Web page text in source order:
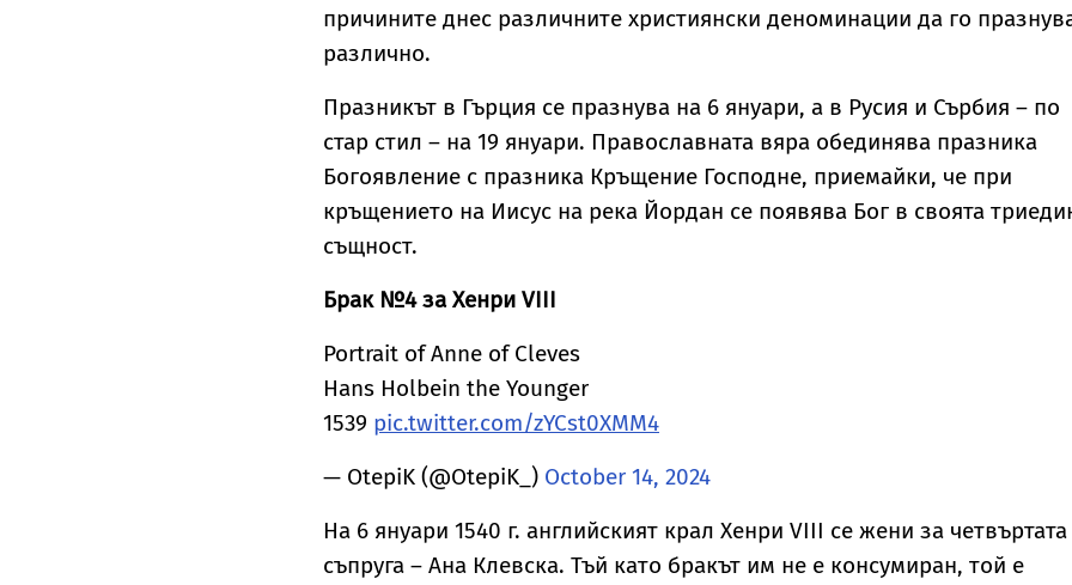
причините днес различните християнски деноминации да го
различно.
Празникът в Гърция се празнува на 6 януари, а в Русия и Сърбия – по
стар стил – на 19 януари. Православната вяра обединява празника
Богоявление с празника Кръщение Господне, приемайки, че при
кръщението на Иисус на река Йордан се появява Бог в своята
същност.
Брак №4 за Хенри VIII
Portrait of Anne of Cleves
Hans Holbein the Younger
1539 pic.twitter.com/zYCst0XMM4
— OtepiK (@OtepiK_) October 14, 2024
На 6 януари 1540 г. английският крал Хенри VIII се жени за четвъртата
съпруга – Ана Клевска. Тъй като бракът им не е консумиран, той е